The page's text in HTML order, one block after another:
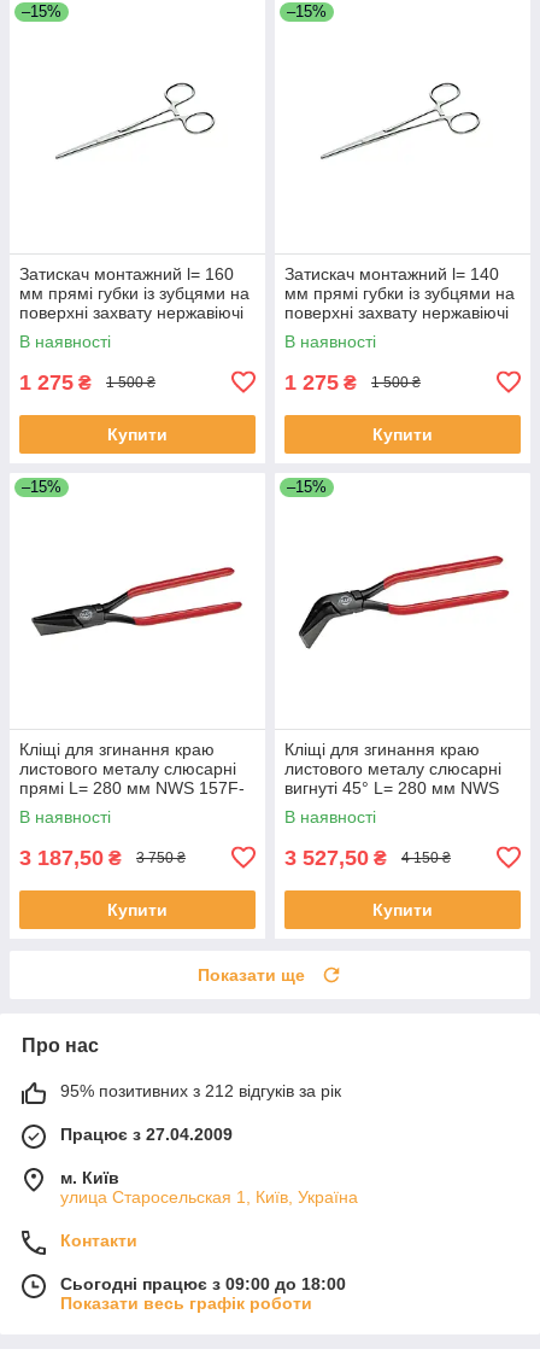
–15%
Затискач монтажний l= 160
мм прямі губки із зубцями на
поверхні захвату нержавіючі
NWS 030Z-160
В наявності
1 275 ₴ 1 500 ₴
Купити
–15%
Затискач монтажний l= 140
мм прямі губки із зубцями на
поверхні захвату нержавіючі
NWS 030Z-140
В наявності
1 275 ₴ 1 500 ₴
Купити
–15%
Кліщі для згинання краю
листового металу слюсарні
прямі L= 280 мм NWS 157F-
12-280
В наявності
3 187,50 ₴ 3 750 ₴
Купити
–15%
Кліщі для згинання краю
листового металу слюсарні
вигнуті 45° L= 280 мм NWS
157FG-12-280
В наявності
3 527,50 ₴ 4 150 ₴
Купити
Показати ще
Про нас
95% позитивних з 212 відгуків за рік
Працює з 27.04.2009
м. Київ
улица Старосельская 1, Київ, Україна
Контакти
Сьогодні працює з 09:00 до 18:00
Показати весь графік роботи